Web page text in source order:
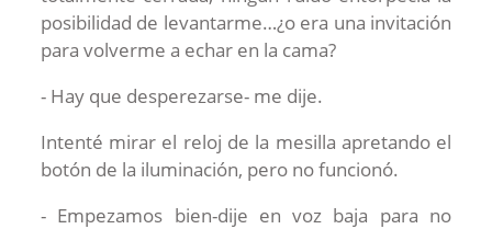
posibilidad de levantarme…¿o era una invitación
para volverme a echar en la cama?
- Hay que desperezarse- me dije.
Intenté mirar el reloj de la mesilla apretando el
botón de la iluminación, pero no funcionó.
- Empezamos bien-dije en voz baja para no